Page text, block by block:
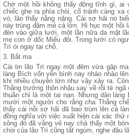
Chờ một hồi không thấy động tĩnh gì, ai
chiếc ghe ra phía chòi, cố tránh càng xa
vó, lão thấy nằng nặng. Cái sợ hãi nó
này trúng đậm mẻ cá lớn. Hì hục một hồi
đèn vào giữa lưới, một lần nữa da mặt
mẹ con ở dốc Miếu đôi. Trong lưới có
Trì ói ngay tại chỗ.
3. Bắt ma
Cái tin lão Trì ngay một đêm vừa gặp
làng Bích vốn yên bình nay nháo nhào
khi nhiều chuyện lớn như vậy xảy ra.
Thắng trưởng thôn nhậu say về rồi té
thuần chỉ là một tai nạn. Nhưng dân
mười một người cho rằng cha Thắng
thấy cái nỗi sợ hãi đã bao trùm lên cả
đồng nghĩa với việc xuất hiện cái xác thứ
sông đó đã vắng vẻ nay chả thấy một
chòi của lão Trì cũng tắt ngúm, nghe đâu